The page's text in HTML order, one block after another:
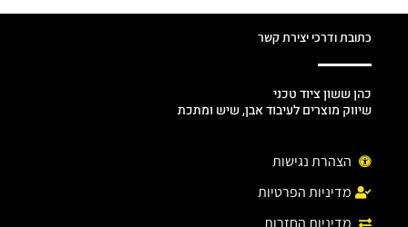
כתובת ודרכי יצירת קשר
כהן ששון ציוד טכני
שיווק מוצרים לעיבוד אבן, שיש ומתכת
הצהרת נגישות
מדיניות הפרטיות
מדיניות החזרות